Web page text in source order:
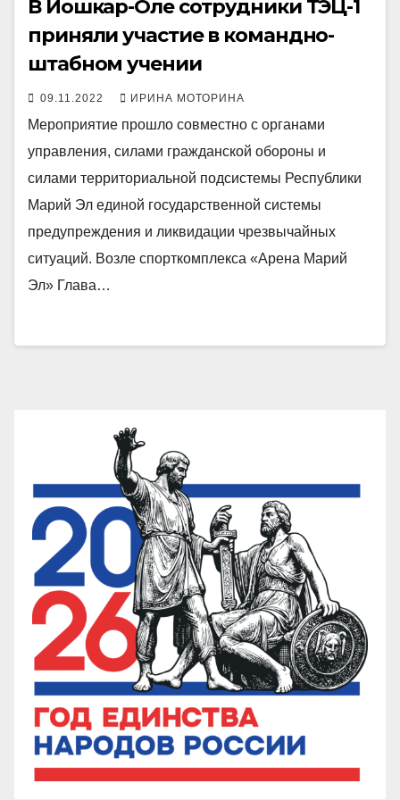
В Йошкар-Оле сотрудники ТЭЦ-1
приняли участие в командно-
штабном учении
09.11.2022 ИРИНА МОТОРИНА
Мероприятие прошло совместно с органами
управления, силами гражданской обороны и
силами территориальной подсистемы Республики
Марий Эл единой государственной системы
предупреждения и ликвидации чрезвычайных
ситуаций. Возле спорткомплекса «Арена Марий
Эл» Глава…